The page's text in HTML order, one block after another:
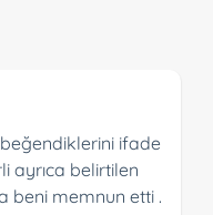
ifade
ayrıca belirtilen
beni memnun etti .